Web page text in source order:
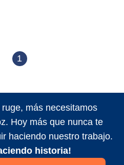
1
más necesitamos
Hoy más que nunca te
haciendo nuestro trabajo.
historia!